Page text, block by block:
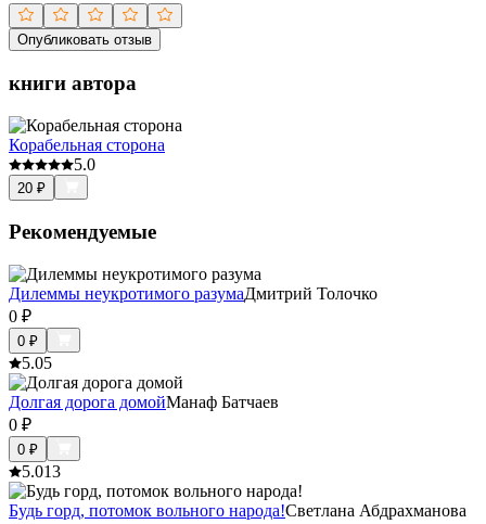
Опубликовать отзыв
книги автора
Корабельная сторона
5.0
20 ₽
Рекомендуемые
Дилеммы неукротимого разумаДмитрий Толочко
0 ₽
0 ₽
5.05
Долгая дорога домойМанаф Батчаев
0 ₽
0 ₽
5.013
Будь горд, потомок вольного народа!Светлана Абдрахманова